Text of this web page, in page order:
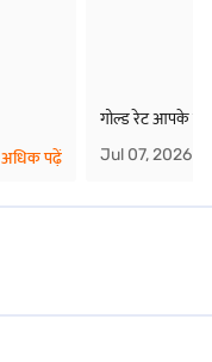
अधिक पढ़ें
गोल्ड रेट आपके
Jul 07, 2026